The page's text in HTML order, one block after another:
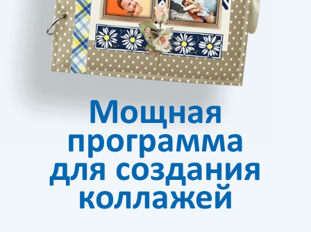
Мощная
программа
для создания
коллажей